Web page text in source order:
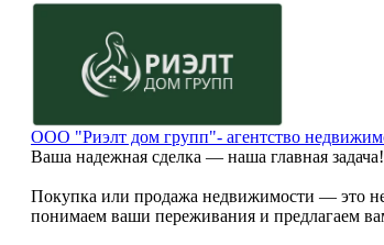
ООО "Риэлт дом групп"- агентство
Ваша надежная сделка — наша главная задача!
Покупка или продажа недвижимости — это
понимаем ваши переживания и предлагаем